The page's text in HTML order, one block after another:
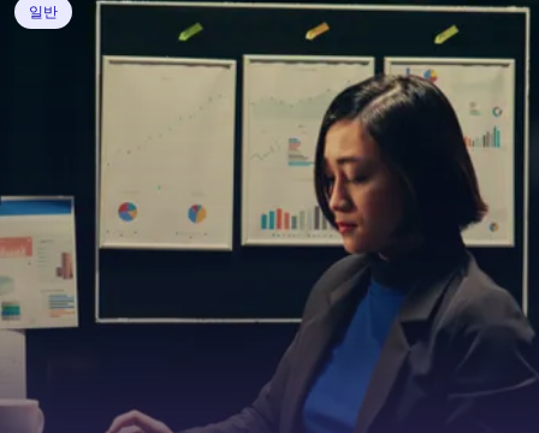
침해를 그 어느 때보다 쉽게 찾아내고 예방할 수 있습니다.
이 글에서는 역이미지 검색과 적절한 삭제 요청을 통해 인
터넷에서 도용된 이미지를 몇 가지 간단한 단계로 찾고 삭
일반